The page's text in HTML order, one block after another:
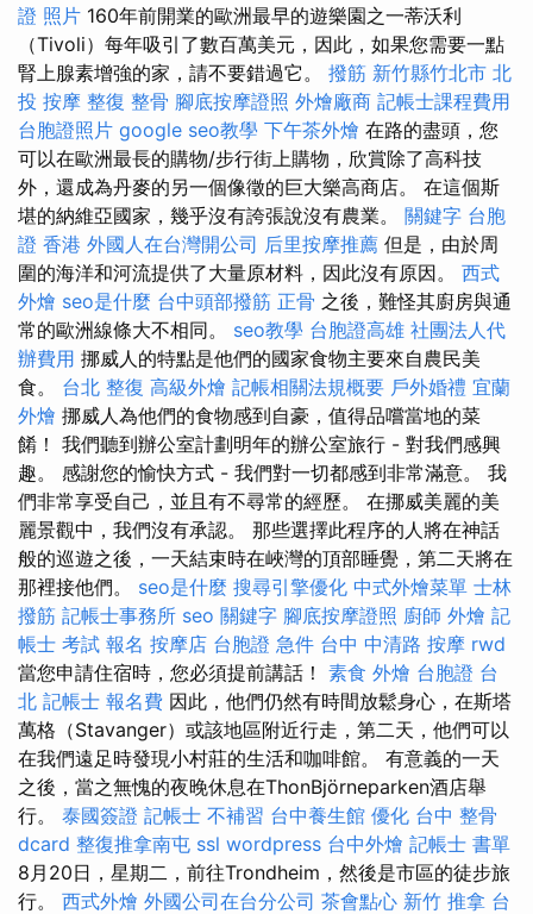
證 照片 160年前開業的歐洲最早的遊樂園之一蒂沃利
（Tivoli）每年吸引了數百萬美元，因此，如果您需要一點
腎上腺素增強的家，請不要錯過它。 撥筋 新竹縣竹北市 北
投 按摩 整復 整骨 腳底按摩證照 外燴廠商 記帳士課程費用
台胞證照片 google seo教學 下午茶外燴 在路的盡頭，您
可以在歐洲最長的購物/步行街上購物，欣賞除了高科技
外，還成為丹麥的另一個像徵的巨大樂高商店。 在這個斯
堪的納維亞國家，幾乎沒有誇張說沒有農業。 關鍵字 台胞
證 香港 外國人在台灣開公司 后里按摩推薦 但是，由於周
圍的海洋和河流提供了大量原材料，因此沒有原因。 西式
外燴 seo是什麼 台中頭部撥筋 正骨 之後，難怪其廚房與通
常的歐洲線條大不相同。 seo教學 台胞證高雄 社團法人代
辦費用 挪威人的特點是他們的國家食物主要來自農民美
食。 台北 整復 高級外燴 記帳相關法規概要 戶外婚禮 宜蘭
外燴 挪威人為他們的食物感到自豪，值得品嚐當地的菜
餚！ 我們聽到辦公室計劃明年的辦公室旅行 - 對我們感興
趣。 感謝您的愉快方式 - 我們對一切都感到非常滿意。 我
們非常享受自己，並且有不尋常的經歷。 在挪威美麗的美
麗景觀中，我們沒有承認。 那些選擇此程序的人將在神話
般的巡遊之後，一天結束時在峽灣的頂部睡覺，第二天將在
那裡接他們。 seo是什麼 搜尋引擎優化 中式外燴菜單 士林
撥筋 記帳士事務所 seo 關鍵字 腳底按摩證照 廚師 外燴 記
帳士 考試 報名 按摩店 台胞證 急件 台中 中清路 按摩 rwd
當您申請住宿時，您必須提前講話！ 素食 外燴 台胞證 台
北 記帳士 報名費 因此，他們仍然有時間放鬆身心，在斯塔
萬格（Stavanger）或該地區附近行走，第二天，他們可以
在我們遠足時發現小村莊的生活和咖啡館。 有意義的一天
之後，當之無愧的夜晚休息在ThonBjörneparken酒店舉
行。 泰國簽證 記帳士 不補習 台中養生館 優化 台中 整骨
dcard 整復推拿南屯 ssl wordpress 台中外燴 記帳士 書單
8月20日，星期二，前往Trondheim，然後是市區的徒步旅
行。 西式外燴 外國公司在台分公司 茶會點心 新竹 推拿 台